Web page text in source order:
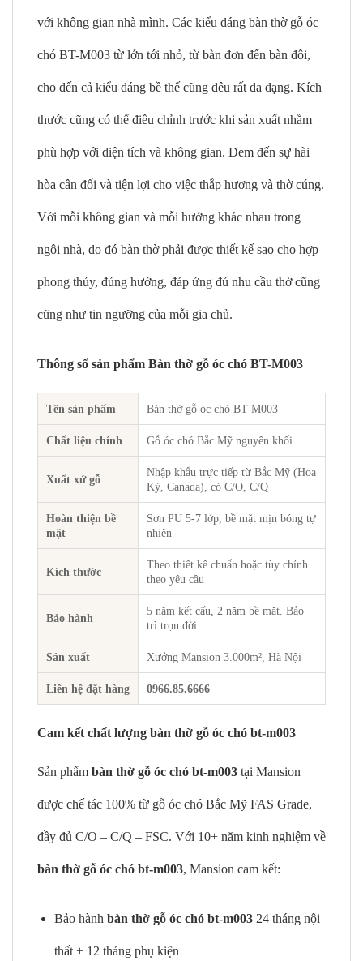
với không gian nhà mình. Các kiểu dáng bàn thờ gỗ óc
chó BT-M003 từ lớn tới nhỏ, từ bàn đơn đến bàn đôi,
cho đến cả kiểu dáng bề thế cũng đêu rất đa dạng. Kích
thước cũng có thể điều chỉnh trước khi sản xuất nhằm
phù hợp với diện tích và không gian. Đem đến sự hài
hòa cân đối và tiện lợi cho việc thắp hương và thờ cúng.
Với mỗi không gian và mỗi hướng khác nhau trong
ngôi nhà, do đó bàn thờ phải được thiết kế sao cho hợp
phong thủy, đúng hướng, đáp ứng đủ nhu cầu thờ cũng
cũng như tin ngưỡng của mỗi gia chủ.
Thông số sản phẩm Bàn thờ gỗ óc chó BT-M003
Tên sản phẩm Bàn thờ gỗ óc chó BT-M003
Chất liệu chính Gỗ óc chó Bắc Mỹ nguyên khối
Xuất xứ gỗ
Nhập khẩu trực tiếp từ Bắc Mỹ (Hoa
Kỳ, Canada), có C/O, C/Q
Hoàn thiện bề
mặt
Sơn PU 5-7 lớp, bề mặt mịn bóng tự
nhiên
Kích thước
Theo thiết kế chuẩn hoặc tùy chỉnh
theo yêu cầu
Bảo hành
5 năm kết cấu, 2 năm bề mặt. Bảo
trì trọn đời
Sản xuất Xưởng Mansion 3.000m², Hà Nội
Liên hệ đặt hàng 0966.85.6666
Cam kết chất lượng bàn thờ gỗ óc chó bt-m003
Sản phẩm bàn thờ gỗ óc chó bt-m003 tại Mansion
được chế tác 100% từ gỗ óc chó Bắc Mỹ FAS Grade,
đầy đủ C/O – C/Q – FSC. Với 10+ năm kinh nghiệm về
bàn thờ gỗ óc chó bt-m003, Mansion cam kết:
Bảo hành bàn thờ gỗ óc chó bt-m00324 tháng nội
thất + 12 tháng phụ kiện